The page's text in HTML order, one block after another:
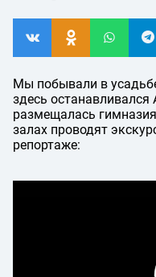
Мы побывали в
здесь останавливался
размещалась
залах проводят
репортаже: